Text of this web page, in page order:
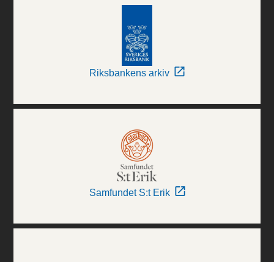
Riksbankens arkiv
Samfundet S:t Erik